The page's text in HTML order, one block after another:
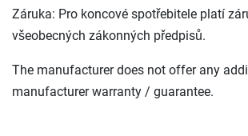
Záruka: Pro koncové spotřebitele platí
všeobecných zákonných předpisů.
The manufacturer does not offer any
manufacturer warranty / guarantee.